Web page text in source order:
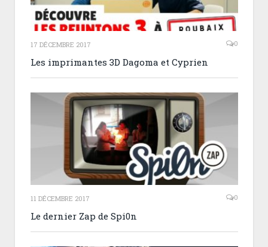
17 DÉCEMBRE 2017 0
Les imprimantes 3D Dagoma et Cyprien
11 DÉCEMBRE 2017 0
Le dernier Zap de Spi0n